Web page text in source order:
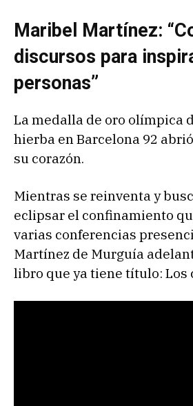
Maribel Martínez:
discursos para
personas”
La medalla de oro olímpica
hierba en Barcelona 92
su corazón.
Mientras se reinventa y
eclipsar el confinamiento
varias conferencias
Martínez de Murguía
libro que ya tiene título: Los